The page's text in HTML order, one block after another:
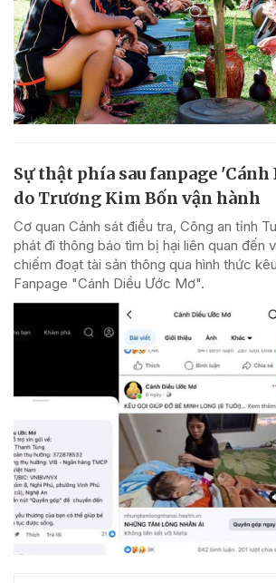
Sự thật phía sau fanpage 'Cánh
do Trương Kim Bốn vận hành
Cơ quan Cảnh sát điều tra, Công an tỉnh
phát đi thông báo tìm bị hại liên quan đến
chiếm đoạt tài sản thông qua hình thức
Fanpage "Cánh Diều Ước Mơ".